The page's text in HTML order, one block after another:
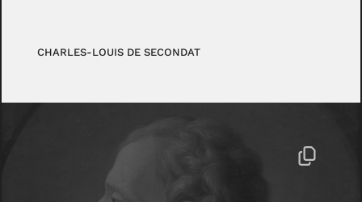
CHARLES-LOUIS DE SECONDAT